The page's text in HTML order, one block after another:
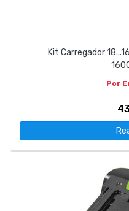
Kit Carregador
Por